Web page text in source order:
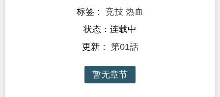
标签： 竞技 热血
状态：连载中
更新： 第01話
暂无章节